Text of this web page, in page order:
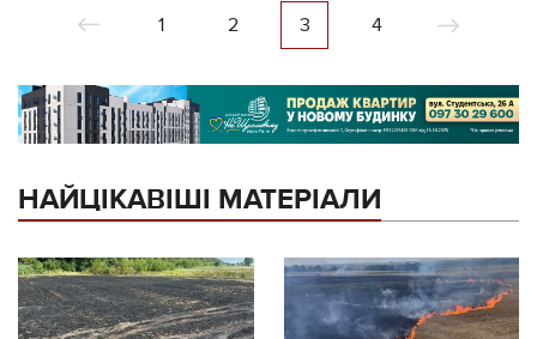
1 2 3 4
НАЙЦІКАВІШІ МАТЕРІАЛИ